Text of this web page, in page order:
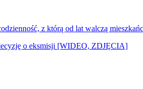
z którą od lat walczą